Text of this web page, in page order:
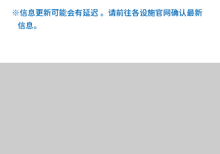
※信息更新可能会有延迟 。请前往各设施官网确认最新
信息。